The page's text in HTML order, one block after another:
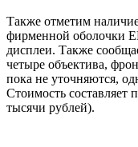
Также отметим
фирменной оболочки
дисплеи. Также
четыре объектива,
пока не уточняются,
Стоимость составляет
тысячи рублей).